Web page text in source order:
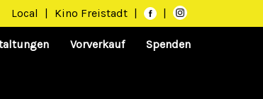
Local | Kino Freistadt | |
Vorverkauf Spenden